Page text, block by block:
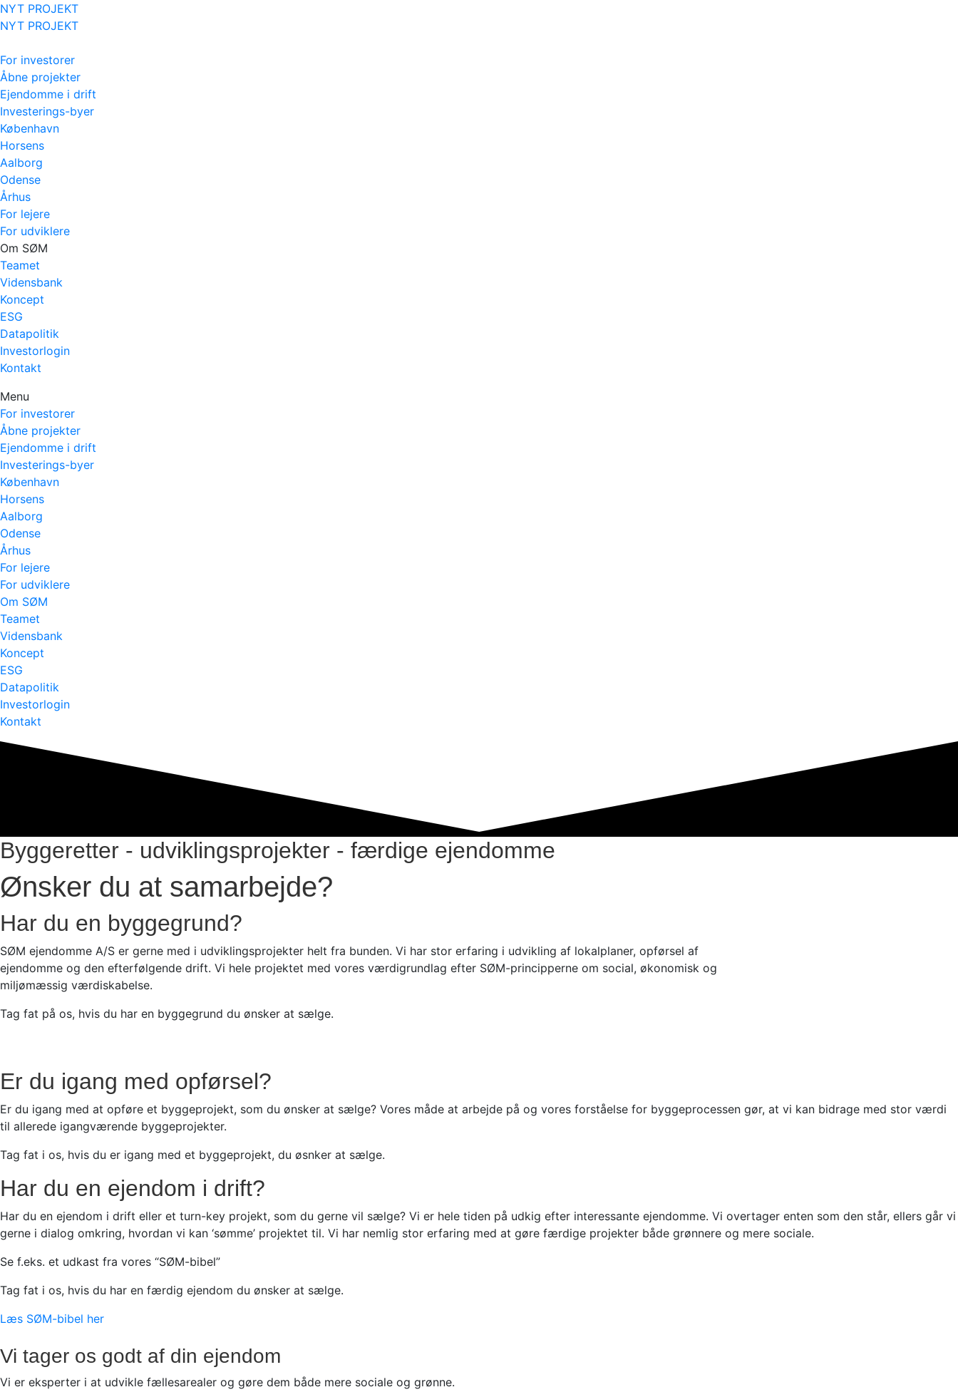
NYT PROJEKT
NYT PROJEKT
For investorer
Åbne projekter
Ejendomme i drift
Investerings-byer
København
Horsens
Aalborg
Odense
Århus
For lejere
For udviklere
Om SØM
Teamet
Vidensbank
Koncept
ESG
Datapolitik
Investorlogin
Kontakt
Menu
For investorer
Åbne projekter
Ejendomme i drift
Investerings-byer
København
Horsens
Aalborg
Odense
Århus
For lejere
For udviklere
Om SØM
Teamet
Vidensbank
Koncept
ESG
Datapolitik
Investorlogin
Kontakt
Byggeretter - udviklingsprojekter - færdige ejendomme
Ønsker du at samarbejde?
Har du en byggegrund?
SØM ejendomme A/S er gerne med i udviklingsprojekter helt fra bunden. Vi har stor erfaring i udvikling af lokalplaner, opførsel af
ejendomme og den efterfølgende drift. Vi hele projektet med vores værdigrundlag efter SØM-principperne om social, økonomisk og
miljømæssig værdiskabelse.
Tag fat på os, hvis du har en byggegrund du ønsker at sælge.
Er du igang med opførsel?
Er du igang med at opføre et byggeprojekt, som du ønsker at sælge? Vores måde at arbejde på og vores forståelse for byggeprocessen gør, at vi kan bidrage med stor værdi
til allerede igangværende byggeprojekter.
Tag fat i os, hvis du er igang med et byggeprojekt, du øsnker at sælge.
Har du en ejendom i drift?
Har du en ejendom i drift eller et turn-key projekt, som du gerne vil sælge? Vi er hele tiden på udkig efter interessante ejendomme. Vi overtager enten som den står, ellers går vi
gerne i dialog omkring, hvordan vi kan ‘sømme’ projektet til. Vi har nemlig stor erfaring med at gøre færdige projekter både grønnere og mere sociale.
Se f.eks. et udkast fra vores “SØM-bibel”
Tag fat i os, hvis du har en færdig ejendom du ønsker at sælge.
Læs SØM-bibel her
Vi tager os godt af din ejendom
Vi er eksperter i at udvikle fællesarealer og gøre dem både mere sociale og grønne.